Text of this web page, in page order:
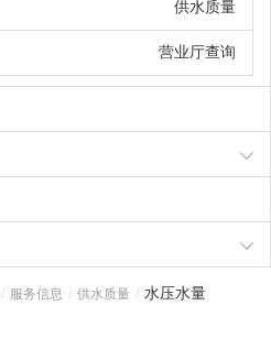
Recruitment
Notice
供水质量
营业厅查询
/ 服务信息 / 供水质量 / 水压水量